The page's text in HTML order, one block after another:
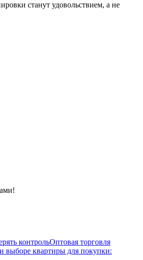
станут удовольствием, а не
контрольОптовая торговля
выборе квартиры для покупки: